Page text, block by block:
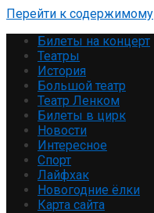
Перейти к содержимому
Билеты на концерт
Театры
История
Большой театр
Театр Ленком
Билеты в цирк
Новости
Интересное
Спорт
Лайфхак
Новогодние ёлки
Карта сайта